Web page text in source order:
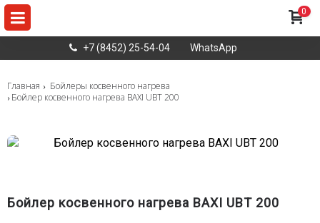
+7 (8452) 25-54-04 WhatsApp
0
Главная
Бойлеры косвенного нагрева
Бойлер косвенного нагрева BAXI UBT 200
Бойлер косвенного нагрева BAXI UBT 200